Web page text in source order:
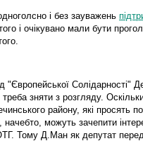
і без зауважень
і очікувано мали бути
"Європейської Солідарності"
зняти з розгляду.
району, які просять
можуть зачепити
Тому Д.Ман як депутат